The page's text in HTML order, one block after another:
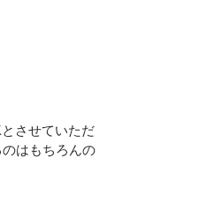
させていただ
はもちろんの